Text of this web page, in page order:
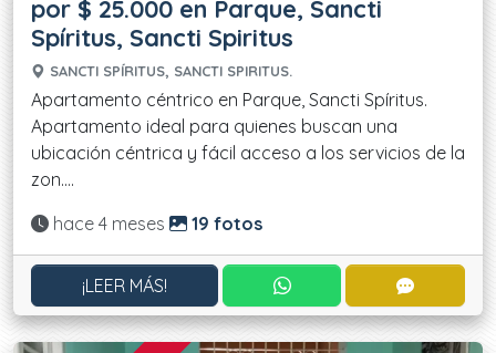
por $ 25.000 en Parque, Sancti
Spíritus, Sancti Spiritus
SANCTI SPÍRITUS, SANCTI SPIRITUS.
Apartamento céntrico en Parque, Sancti Spíritus.
Apartamento ideal para quienes buscan una
ubicación céntrica y fácil acceso a los servicios de la
zon....
Actualizado:
hace 4 meses 19 fotos
¡LEER MÁS! CONTACTAR POR